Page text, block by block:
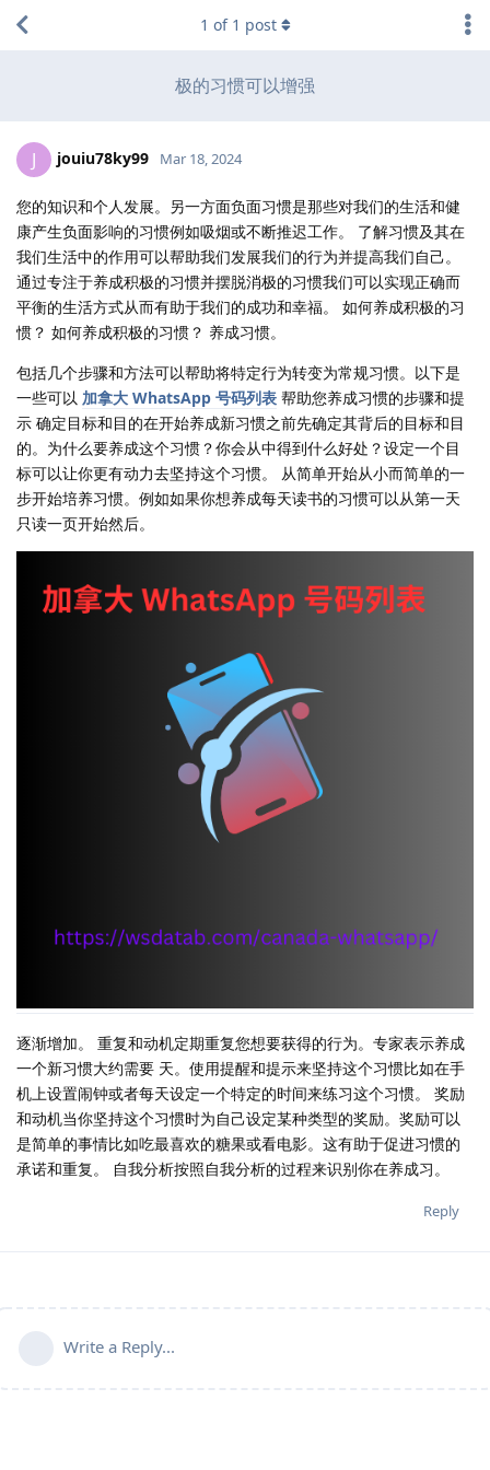
极的习惯可以增强
1 of 1 post
J jouiu78ky99 Mar 18, 2024
您的知识和个人发展。另一方面负面习惯是那些对我们的生活和健
康产生负面影响的习惯例如吸烟或不断推迟工作。 了解习惯及其在
我们生活中的作用可以帮助我们发展我们的行为并提高我们自己。
通过专注于养成积极的习惯并摆脱消极的习惯我们可以实现正确而
平衡的生活方式从而有助于我们的成功和幸福。 如何养成积极的习
惯？ 如何养成积极的习惯？ 养成习惯。
包括几个步骤和方法可以帮助将特定行为转变为常规习惯。以下是
一些可以 加拿大 WhatsApp 号码列表 帮助您养成习惯的步骤和提
示 确定目标和目的在开始养成新习惯之前先确定其背后的目标和目
的。为什么要养成这个习惯？你会从中得到什么好处？设定一个目
标可以让你更有动力去坚持这个习惯。 从简单开始从小而简单的一
步开始培养习惯。例如如果你想养成每天读书的习惯可以从第一天
只读一页开始然后。
逐渐增加。 重复和动机定期重复您想要获得的行为。专家表示养成
一个新习惯大约需要 天。使用提醒和提示来坚持这个习惯比如在手
机上设置闹钟或者每天设定一个特定的时间来练习这个习惯。 奖励
和动机当你坚持这个习惯时为自己设定某种类型的奖励。奖励可以
是简单的事情比如吃最喜欢的糖果或看电影。这有助于促进习惯的
承诺和重复。 自我分析按照自我分析的过程来识别你在养成习。
Reply
Write a Reply...